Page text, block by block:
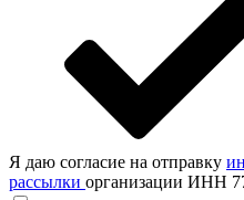
Я даю согласие на отправку
рассылки организации ИНН